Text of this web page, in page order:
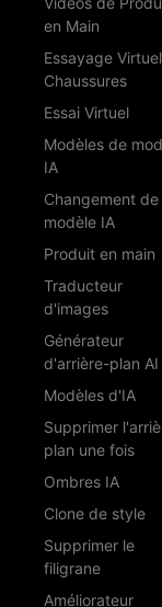
en Main
Essayage
Chaussures
Essai Virtuel
Modèles de
IA
Changement de
modèle IA
Produit en main
Traducteur
d'images
Générateur
d'arrière-plan AI
Modèles d'IA
Supprimer
plan une fois
Ombres IA
Clone de style
Supprimer le
filigrane
Améliorateur